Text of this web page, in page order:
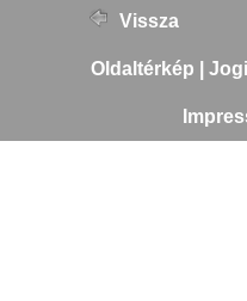
Vissza
Oldaltérkép